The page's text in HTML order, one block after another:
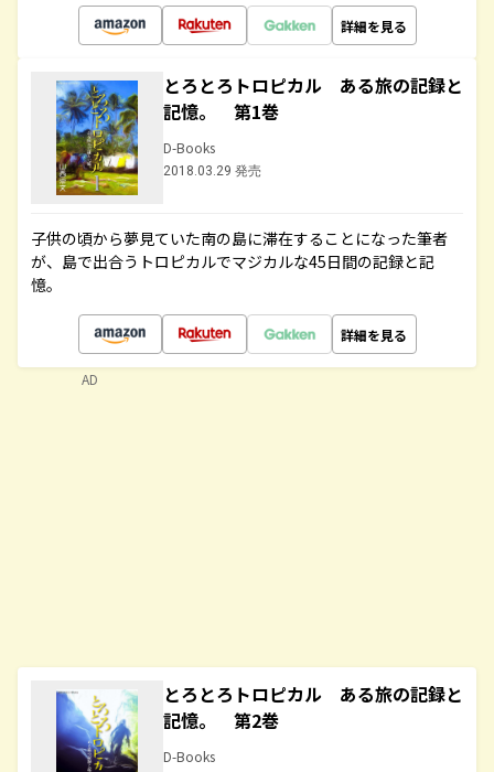
詳細を見る
とろとろトロピカル ある旅の記録と
記憶。 第1巻
D-Books
2018.03.29 発売
子供の頃から夢見ていた南の島に滞在することになった筆者
が、島で出合うトロピカルでマジカルな45日間の記録と記
憶。
詳細を見る
とろとろトロピカル ある旅の記録と
記憶。 第2巻
D-Books
AD